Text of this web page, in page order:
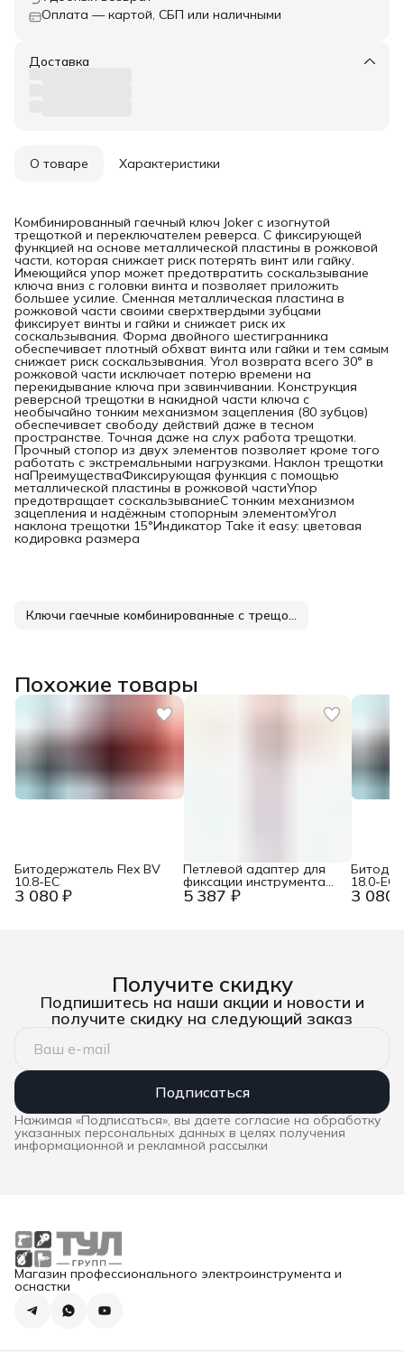
Оплата — картой, СБП или наличными
Доставка
О товаре Характеристики
Комбинированный гаечный ключ Joker с изогнутой
трещоткой и переключателем реверса. С фиксирующей
функцией на основе металлической пластины в рожковой
части, которая снижает риск потерять винт или гайку.
Имеющийся упор может предотвратить соскальзывание
ключа вниз с головки винта и позволяет приложить
большее усилие. Сменная металлическая пластина в
рожковой части своими сверхтвердыми зубцами
фиксирует винты и гайки и снижает риск их
соскальзывания. Форма двойного шестигранника
обеспечивает плотный обхват винта или гайки и тем самым
снижает риск соскальзывания. Угол возврата всего 30° в
рожковой части исключает потерю времени на
перекидывание ключа при завинчивании. Конструкция
реверсной трещотки в накидной части ключа с
необычайно тонким механизмом зацепления (80 зубцов)
обеспечивает свободу действий даже в тесном
пространстве. Точная даже на слух работа трещотки.
Прочный стопор из двух элементов позволяет кроме того
работать с экстремальными нагрузками. Наклон трещотки
наПреимуществаФиксирующая функция с помощью
металлической пластины в рожковой частиУпор
предотвращает соскальзываниеС тонким механизмом
зацепления и надёжным стопорным элементомУгол
наклона трещотки 15°Индикатор Take it easy: цветовая
кодировка размера
Ключи гаечные комбинированные с трещоткой
Похожие товары
3 080 ₽
Битодержатель Flex BV
10.8-EC
5 387 ₽
Петлевой адаптер для
фиксации инструмента
Zur Werkzeug-
Absturzsicherung KN-
3 080
18.0-EC
Получите скидку
Подпишитесь на наши акции и новости и
получите скидку на следующий заказ
Подписаться
Нажимая «Подписаться», вы даете согласие на обработку
указанных персональных данных в целях получения
информационной и рекламной рассылки
Магазин профессионального электроинструмента и
оснастки